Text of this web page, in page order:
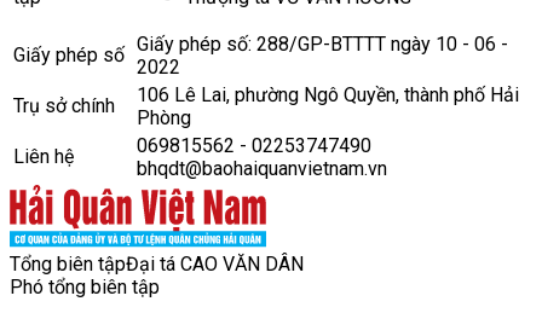
Giấy phép số Giấy phép số: 288/GP-BTTTT ngày 10 - 06 -
2022
Trụ sở chính
106 Lê Lai, phường Ngô Quyền, thành phố Hải
Phòng
Liên hệ
069815562 - 02253747490
bhqdt@baohaiquanvietnam.vn
Tổng biên tậpĐại tá CAO VĂN DÂN
Phó tổng biên tập